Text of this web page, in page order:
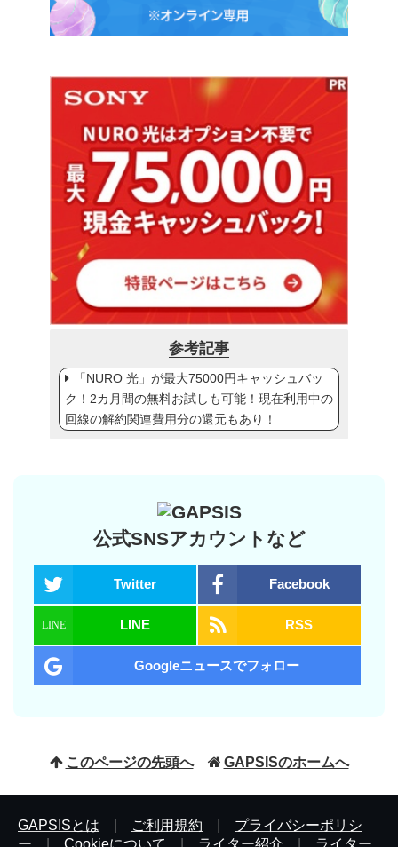
参考記事
「NURO 光」が最大75000円キャッシュバッ
ク！2カ月間の無料お試しも可能！現在利用中の
回線の解約関連費用分の還元もあり！
公式SNSアカウントなど
Twitter Facebook
LINE RSS
Googleニュースでフォロー
このページの先頭へ GAPSISのホームへ
GAPSISとは ご利用規約
プライバシーポリシ
ー
Cookieについて ライター紹介 ライター